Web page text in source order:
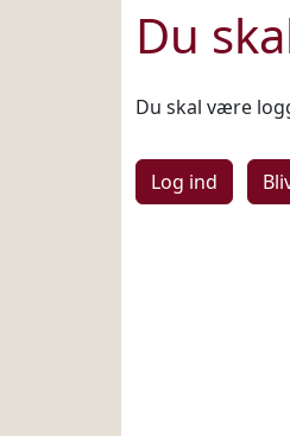
Du
Du skal være
Log ind